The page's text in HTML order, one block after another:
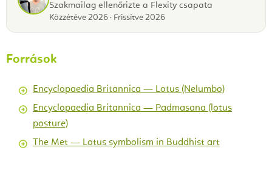
Szakmailag ellenőrizte a Flexity csapata
Közzétéve 2026 · Frissítve 2026
Források
Encyclopaedia Britannica — Lotus (Nelumbo)
Encyclopaedia Britannica — Padmasana (lotus
posture)
The Met — Lotus symbolism in Buddhist art